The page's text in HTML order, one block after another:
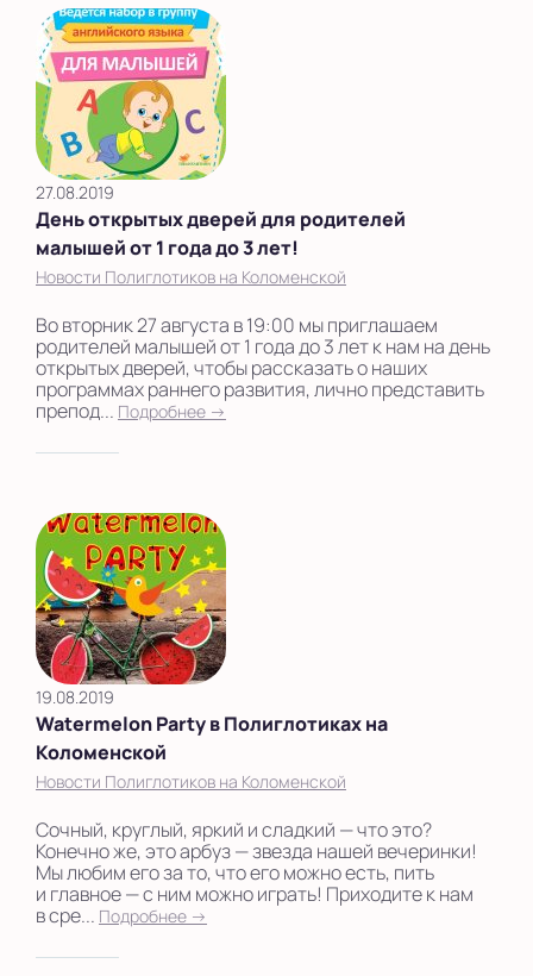
27.08.2019
День открытых дверей для родителей
малышей от 1 года до 3 лет!
Новости Полиглотиков на Коломенской
Во вторник 27 августа в 19:00 мы приглашаем
родителей малышей от 1 года до 3 лет к нам на день
открытых дверей, чтобы рассказать о наших
программах раннего развития, лично представить
препод... Подробнее →
19.08.2019
Watermelon Party в Полиглотиках на
Коломенской
Новости Полиглотиков на Коломенской
Сочный, круглый, яркий и сладкий — что это?
Конечно же, это арбуз — звезда нашей вечеринки!
Мы любим его за то, что его можно есть, пить
и главное — с ним можно играть! Приходите к нам
в сре... Подробнее →